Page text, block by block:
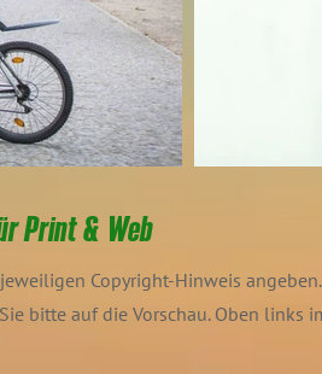
Print & Web
Copyright-Hinweis
bitte auf die Vorschau. Oben links